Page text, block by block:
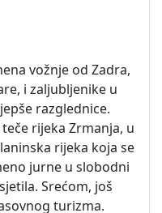
vožnje od Zadra,
i zaljubljenike u
razglednice.
rijeka Zrmanja, u
rijeka koja se
jurne u slobodni
Srećom, još
turizma.